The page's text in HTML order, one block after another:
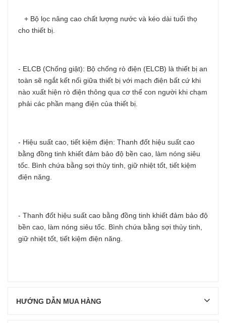
+ Bộ lọc nâng cao chất lượng nước và kéo dài tuổi thọ
cho thiết bị.
- ELCB (Chống giật): Bộ chống rò điện (ELCB) là thiết bị an
toàn sẽ ngắt kết nối giữa thiết bị với mạch điện bất cứ khi
nào xuất hiện rò điện thông qua cơ thể con người khi chạm
phải các phần mạng điện của thiết bị.
- Hiệu suất cao, tiết kiệm điện: Thanh đốt hiệu suất cao
bằng đồng tinh khiết đảm bảo độ bền cao, làm nóng siêu
tốc. Bình chứa bằng sợi thủy tinh, giữ nhiệt tốt, tiết kiệm
điện năng.
- Thanh đốt hiệu suất cao bằng đồng tinh khiết đảm bảo độ
bền cao, làm nóng siêu tốc. Bình chứa bằng sợi thủy tinh,
giữ nhiệt tốt, tiết kiệm điện năng.
HƯỚNG DẪN MUA HÀNG